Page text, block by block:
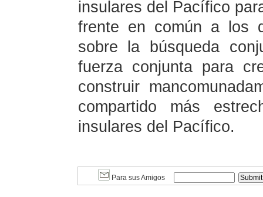
insulares del Pacífico
frente en común a los
sobre la búsqueda
fuerza conjunta para
construir
compartido más
insulares del Pacífico.
Para sus Amigos